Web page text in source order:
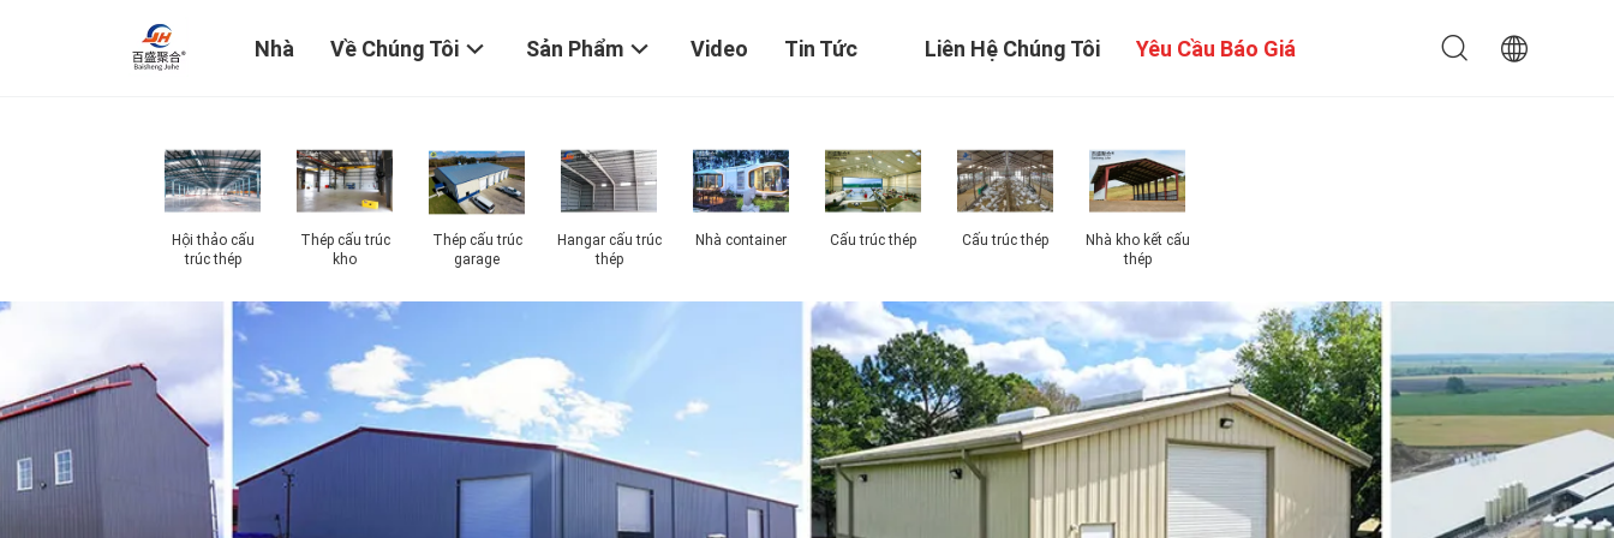
Nhà Về Chúng Tôi Sản Phẩm Video Tin Tức Liên Hệ Chúng Tôi Yêu Cầu Báo Giá
Hội thảo cấu
trúc thép
Thép cấu trúc
kho
Thép cấu trúc
garage
Hangar cấu trúc
thép
Nhà container Cấu trúc thép Cấu trúc thép
Nhà kho kết cấu
thép